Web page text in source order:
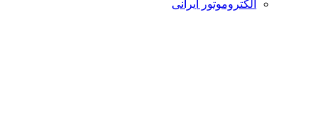
الکتروموتور ایرانی